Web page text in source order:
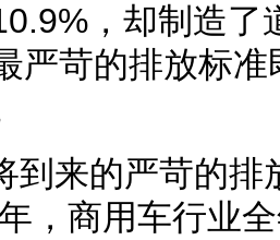
，却制造了
严苛的排放标
到来的严苛的
，商用车行业